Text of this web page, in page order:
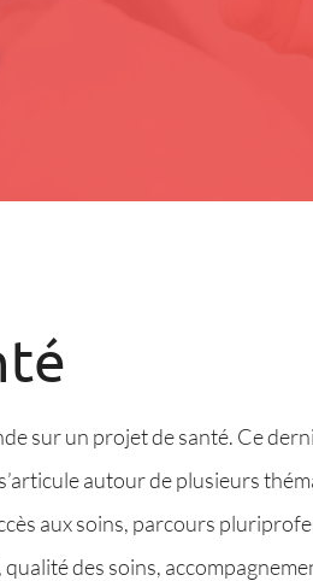
sur un projet de santé. Ce
autour de plusieurs
aux soins, parcours
des soins,